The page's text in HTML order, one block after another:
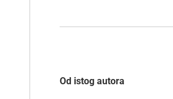
Od istog autora